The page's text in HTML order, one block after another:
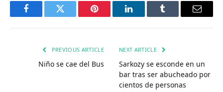
FacebookTwitter Pinterest LinkedInTumblr Email
PREVIOUS ARTICLE
Niño se cae del Bus
NEXT ARTICLE
Sarkozy se esconde en un
bar tras ser abucheado por
cientos de personas